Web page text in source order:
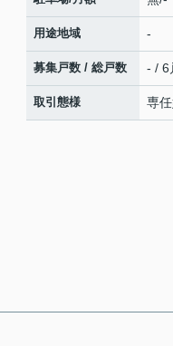
用途地域 -
募集戸数 / 総戸数 - / 6
取引態様 専